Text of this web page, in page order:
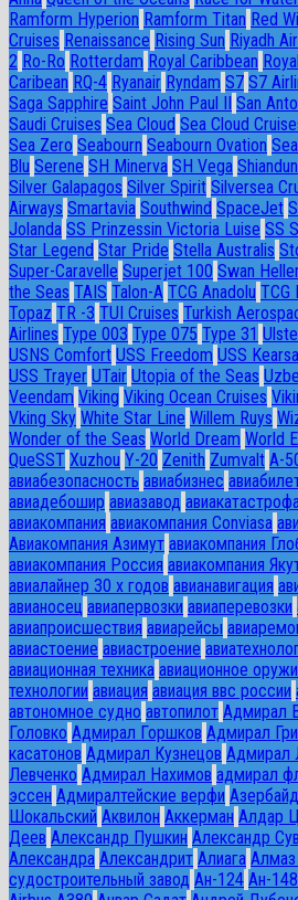
Ramform Hyperion Ramform Titan Red
Cruises Renaissance Rising Sun Riyadh Air
2 Ro-Ro Rotterdam Royal Caribbean
Caribean RQ-4 Ryanair Ryndam S7 S7
Saga Sapphire Saint John Paul II San
Saudi Cruises Sea Cloud Sea Cloud
Sea Zero Seabourn Seabourn Ovation
Blu Serene SH Minerva SH Vega Shiandun
Silver Galapagos Silver Spirit Silversea
Airways Smartavia Southwind SpaceJet
Jolanda SS Prinzessin Victoria Luise SS
Star Legend Star Pride Stella Australis
Super-Caravelle Superjet 100 Swan
the Seas TAIS Talon-A TCG Anadolu TCG
Topaz TR -3 TUI Cruises Turkish
Airlines Type 003 Type 075 Type 31
USNS Comfort USS Freedom USS
USS Trayer UTair Utopia of the Seas
Veendam Viking Viking Ocean Cruises
Vking Sky White Star Line Willem Ruys
Wonder of the Seas World Dream World
QueSST Xuzhou Y-20 Zenith Zumvalt А-
авиабезопасность авиабизнес
авиадебошир авиазавод
авиакомпания авиакомпания Conviasa
Авиакомпания Азимут авиакомпания
авиакомпания Россия авиакомпания
авиалайнер 30 х годов авианавигация
авианосец авиапервозки авиаперевозки
авиапроисшествия авиарейсы
авиастоение авиастроение
авиационная техника авиационное
технологии авиация авиация ввс россии
автономное судно автопилот Адмирал
Головко Адмирал Горшков Адмирал
касатонов Адмирал Кузнецов Адмирал
Левченко Адмирал Нахимов адмирал
эссен Адмиралтейские верфи
Шокальский Аквилон Аккерман Алдар
Деев Александр Пушкин Александр
Александра Александрит Алиага Алмаз
судостроительный завод Ан-124 Ан-148